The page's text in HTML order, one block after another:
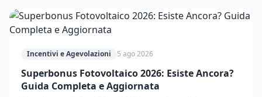
Incentivi e Agevolazioni 5 ago 2026
Superbonus Fotovoltaico 2026: Esiste Ancora?
Guida Completa e Aggiornata